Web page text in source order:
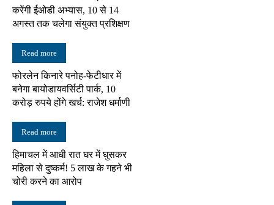
करेंगी ईओडी अभ्यास, 10 से 14
अगस्त तक चलेगा संयुक्त प्रशिक्षण
Read more
फोरलेन किनारे पनोह-फेटीधार में
बनेगा बायोडायवर्सिटी पार्क, 10
करोड़ रुपये होंगे खर्च: राजेश धर्माणी
Read more
हिमाचल में आधी रात घर में घुसकर
महिला से दुष्कर्म! 5 लाख के गहने भी
चोरी करने का आरोप